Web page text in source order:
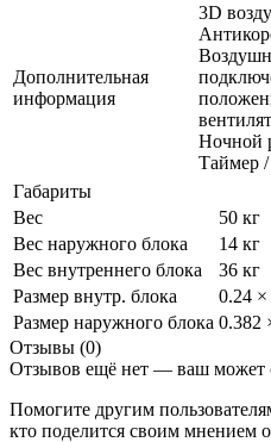
Дополнительная
информация
3D
Ночной
Таймер
Габариты
Вес
50 кг
Вес наружного блока
14 кг
Вес внутреннего блока
36 кг
Размер внутр. блока
0.24
Размер наружного блока 0.382
Отзывы (0)
Отзывов ещё нет — ваш может
Помогите другим
кто поделится своим мнением